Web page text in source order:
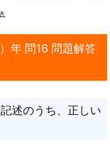
年 問16 問題解答
述のうち、正しい